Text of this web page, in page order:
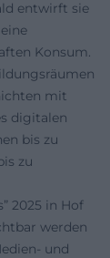
entwirft sie
Konsum.
mit
digitalen
bis zu
zu
2025 in Hof
werden
und